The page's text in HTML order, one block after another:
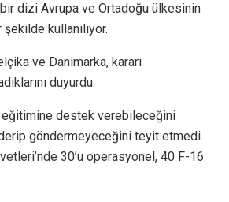
dizi Avrupa ve Ortadoğu ülkesinin
kullanılıyor.
ve Danimarka, kararı
duyurdu.
eğitimine destek verebileceğini
göndermeyeceğini teyit etmedi.
30’u operasyonel, 40 F-16